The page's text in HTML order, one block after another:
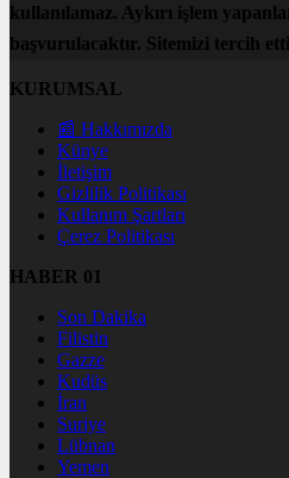
kullanılamaz. Aykırı işlem
başvurulacaktır. Sitemizi tercih
KURUMSAL
📰 Hakkımızda
Künye
İletişim
Gizlilik Politikası
Kullanım Şartları
Çerez Politikası
HABER 01
Son Dakika
Filistin
Gazze
Kudüs
İran
Suriye
Lübnan
Yemen